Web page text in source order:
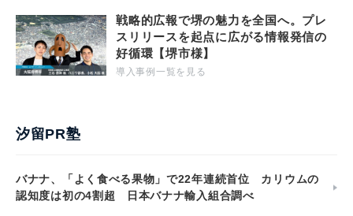
戦略的広報で堺の魅力を全国へ。プレ
スリリースを起点に広がる情報発信の
好循環【堺市様】
導入事例一覧を見る
汐留PR塾
バナナ、「よく食べる果物」で22年連続首位 カリウムの
認知度は初の4割超 日本バナナ輸入組合調べ